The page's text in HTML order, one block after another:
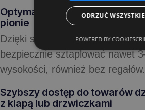
Optymalizacja przestrzeni-
pionie
Dzięki solidnej konstrukcji
bezpiecznie sztaplować nawet
wysokości, również bez regałów.
Szybszy dostęp do towarów
z klapą lub drzwiczkami
ODRZUĆ WSZYSTKIE
POWERED BY